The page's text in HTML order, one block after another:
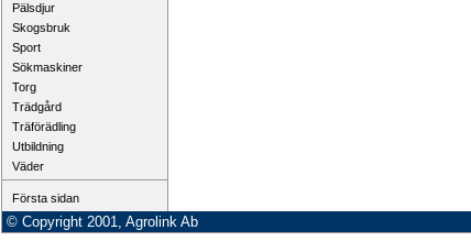
Pälsdjur
Skogsbruk
Sport
Sökmaskiner
Torg
Trädgård
Träförädling
Utbildning
Väder
Första sidan
© Copyright 2001, Agrolink Ab